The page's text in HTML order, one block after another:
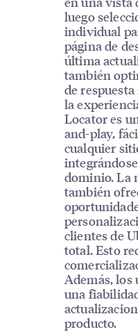
luego
individual
página de
última
también
de
la
Locator es
and-play,
cualquier
dominio. La
también
clientes de
total. Esto
Además, los
una
producto.